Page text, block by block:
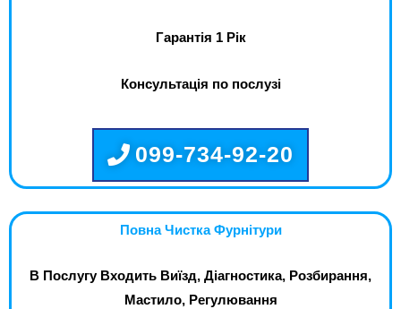
Гарантія 1 Рік
Консультація по послузі
099-734-92-20
Повна Чистка Фурнітури
В Послугу Входить Виїзд, Діагностика, Розбирання,
Мастило, Регулювання